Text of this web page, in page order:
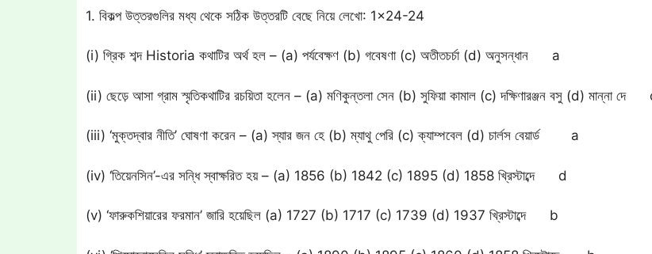
1. বিকল্প উত্তরগুলির মধ্য থেকে সঠিক উত্তরটি বেছে নিয়ে লেখো: 1×24-24
(i) গ্রিক শব্দ Historia কথাটির অর্থ হল – (a) পর্যবেক্ষণ (b) গবেষণা (c) অতীতচর্চা (d) অনুসন্ধান a
(ii) ছেড়ে আসা গ্রাম স্মৃতিকথাটির রচয়িতা হলেন – (a) মণিকুন্তলা সেন (b) সুফিয়া কামাল (c) দক্ষিণারঞ্জন বসু (d) মান্না দে
(iii) ‘মুক্তদ্বার নীতি’ ঘোষণা করেন – (a) স্যার জন হে (b) ম্যাথু পেরি (c) ক্যাম্পবেল (d) চার্লস বেয়ার্ড a
(iv) ‘তিয়েনসিন’-এর সন্ধি স্বাক্ষরিত হয় – (a) 1856 (b) 1842 (c) 1895 (d) 1858 খ্রিস্টাব্দে d
(v) ‘ফারুকশিয়ারের ফরমান’ জারি হয়েছিল (a) 1727 (b) 1717 (c) 1739 (d) 1937 খ্রিস্টাব্দে b